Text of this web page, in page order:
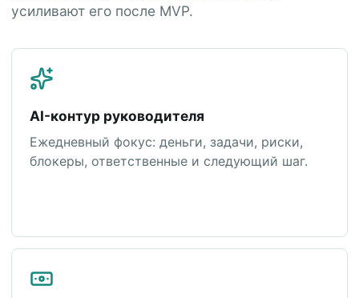
усиливают его после MVP.
AI-контур руководителя
Ежедневный фокус: деньги, задачи, риски,
блокеры, ответственные и следующий шаг.